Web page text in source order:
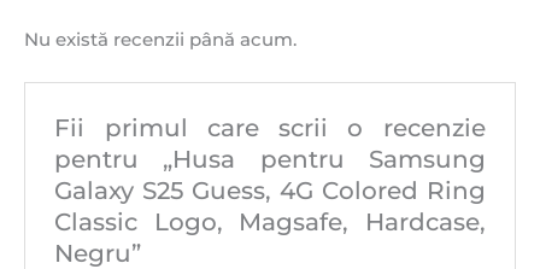
Nu există recenzii până acum.
Fii primul care scrii o recenzie
pentru „Husa pentru Samsung
Galaxy S25 Guess, 4G Colored Ring
Classic Logo, Magsafe, Hardcase,
Negru”